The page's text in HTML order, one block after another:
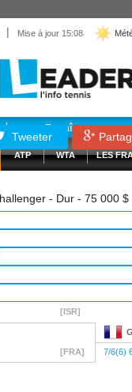
| Mise à jour 15:08
Entraînement
ATP WTA LES
Tweeter
- Dur - 75 000 $
[ISR]
[FRA] 7/6(6)